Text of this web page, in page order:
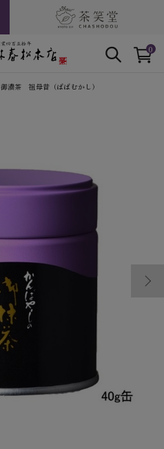
0
御濃茶 祖母昔（ばばむかし）